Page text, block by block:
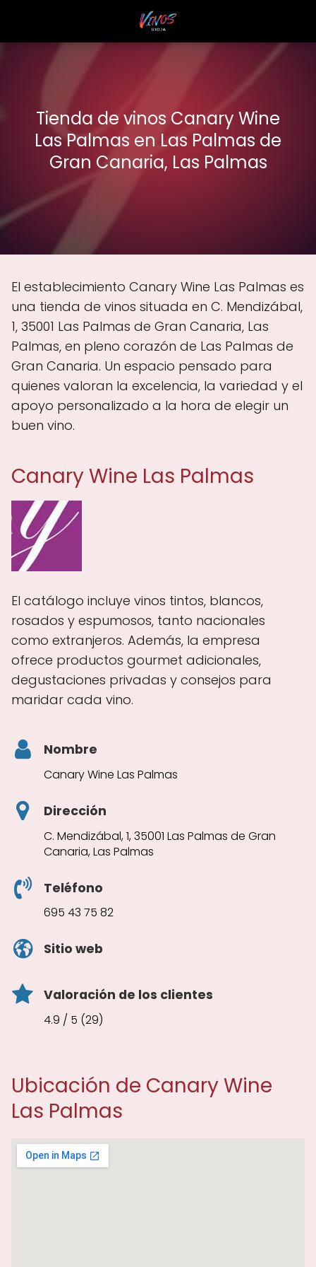
Tienda de vinos Canary Wine
Las Palmas en Las Palmas de
Gran Canaria, Las Palmas
El establecimiento Canary Wine Las Palmas es
una tienda de vinos situada en C. Mendizábal,
1, 35001 Las Palmas de Gran Canaria, Las
Palmas, en pleno corazón de Las Palmas de
Gran Canaria. Un espacio pensado para
quienes valoran la excelencia, la variedad y el
apoyo personalizado a la hora de elegir un
buen vino.
Canary Wine Las Palmas
El catálogo incluye vinos tintos, blancos,
rosados y espumosos, tanto nacionales
como extranjeros. Además, la empresa
ofrece productos gourmet adicionales,
degustaciones privadas y consejos para
maridar cada vino.
Nombre
Canary Wine Las Palmas
Dirección
C. Mendizábal, 1, 35001 Las Palmas de Gran
Canaria, Las Palmas
Teléfono
695 43 75 82
Sitio web
Valoración de los clientes
4.9 / 5 (29)
Ubicación de Canary Wine
Las Palmas